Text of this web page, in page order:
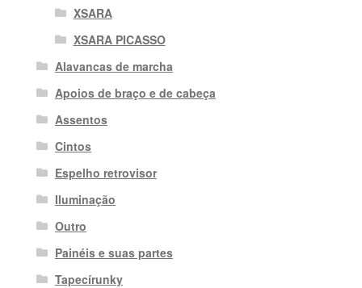
XSARA
XSARA PICASSO
Alavancas de marcha
Apoios de braço e de cabeça
Assentos
Cintos
Espelho retrovisor
Iluminação
Outro
Painéis e suas partes
Tapecírunky